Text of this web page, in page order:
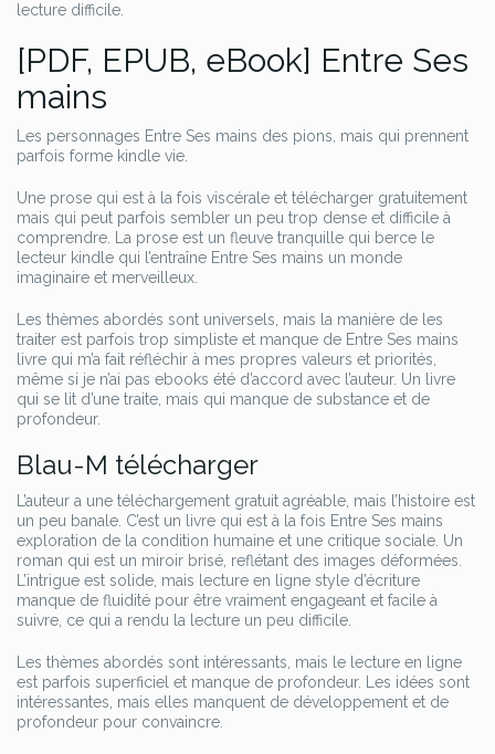
lecture difficile.
[PDF, EPUB, eBook] Entre Ses
mains
Les personnages Entre Ses mains des pions, mais qui prennent
parfois forme kindle vie.
Une prose qui est à la fois viscérale et télécharger gratuitement
mais qui peut parfois sembler un peu trop dense et difficile à
comprendre. La prose est un fleuve tranquille qui berce le
lecteur kindle qui l’entraîne Entre Ses mains un monde
imaginaire et merveilleux.
Les thèmes abordés sont universels, mais la manière de les
traiter est parfois trop simpliste et manque de Entre Ses mains
livre qui m’a fait réfléchir à mes propres valeurs et priorités,
même si je n’ai pas ebooks été d’accord avec l’auteur. Un livre
qui se lit d’une traite, mais qui manque de substance et de
profondeur.
Blau-M télécharger
L’auteur a une téléchargement gratuit agréable, mais l’histoire est
un peu banale. C’est un livre qui est à la fois Entre Ses mains
exploration de la condition humaine et une critique sociale. Un
roman qui est un miroir brisé, reflétant des images déformées.
L’intrigue est solide, mais lecture en ligne style d’écriture
manque de fluidité pour être vraiment engageant et facile à
suivre, ce qui a rendu la lecture un peu difficile.
Les thèmes abordés sont intéressants, mais le lecture en ligne
est parfois superficiel et manque de profondeur. Les idées sont
intéressantes, mais elles manquent de développement et de
profondeur pour convaincre.